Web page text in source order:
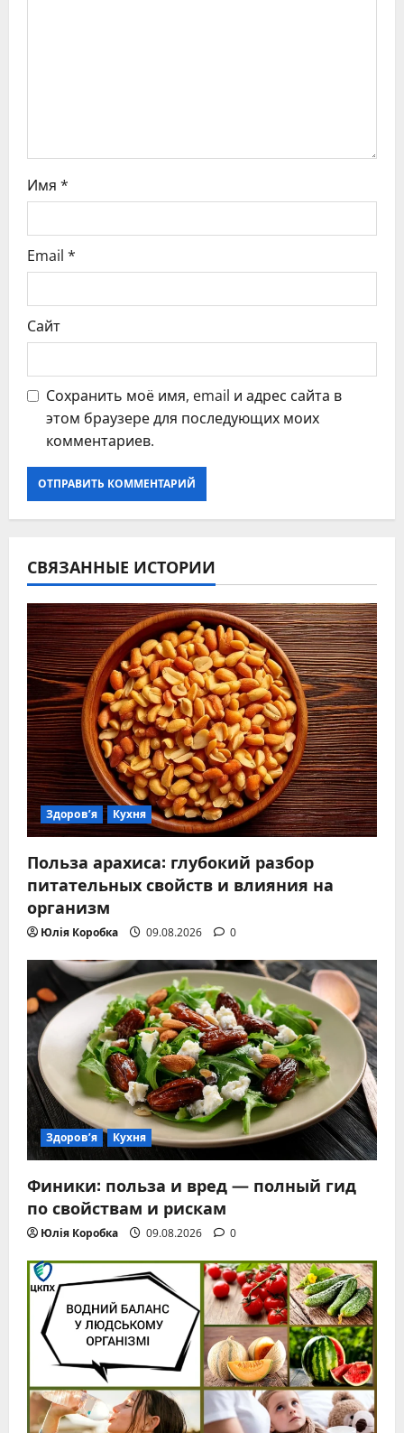
и
я
Имя *
Email *
Сайт
Сохранить моё имя, email и адрес сайта в
этом браузере для последующих моих
комментариев.
СВЯЗАННЫЕ ИСТОРИИ
Здоров’я Кухня
Польза арахиса: глубокий разбор
питательных свойств и влияния на
организм
Юлія Коробка 09.08.2026 0
Здоров’я Кухня
Финики: польза и вред — полный гид
по свойствам и рискам
Юлія Коробка 09.08.2026 0